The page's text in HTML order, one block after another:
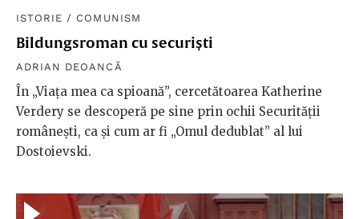
ISTORIE / COMUNISM
Bildungsroman cu securiști
ADRIAN DEOANCĂ
În „Viața mea ca spioană”, cercetătoarea Katherine
Verdery se descoperă pe sine prin ochii Securității
românești, ca și cum ar fi „Omul dedublat” al lui
Dostoievski.